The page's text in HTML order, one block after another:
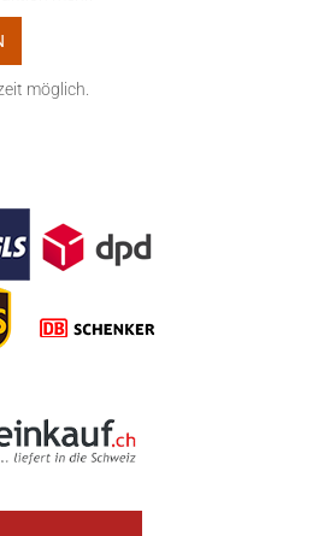
möglich.